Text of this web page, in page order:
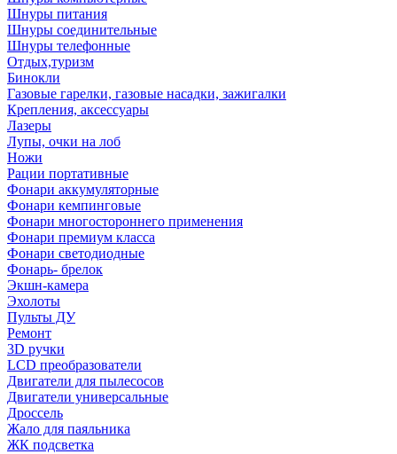
Шнуры питания
Шнуры соединительные
Шнуры телефонные
Отдых,туризм
Бинокли
Газовые гарелки, газовые насадки, зажигалки
Крепления, аксессуары
Лазеры
Лупы, очки на лоб
Ножи
Рации портативные
Фонари аккумуляторные
Фонари кемпинговые
Фонари многостороннего применения
Фонари премиум класса
Фонари светодиодные
Фонарь- брелок
Экшн-камера
Эхолоты
Пульты ДУ
Ремонт
3D ручки
LCD преобразователи
Двигатели для пылесосов
Двигатели универсальные
Дроссель
Жало для паяльника
ЖК подсветка